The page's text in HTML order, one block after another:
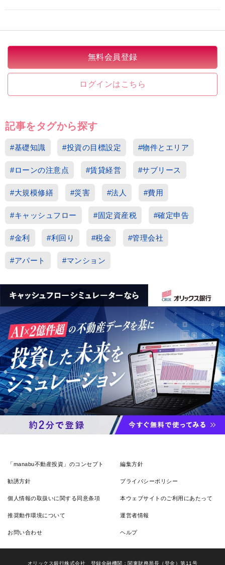
無料会員登録
ログインはこちら
記事をタグから探す
#基礎知識 #投資の目標設定 #物件とエリア
#ローンの注意点 #賃貸経営 #サブリース
#大規模修繕 #災害 #法人 #費用
#キャッシュフロー #固定資産税 #確定申告
#金利 #利回り #税金 #管理会社
#アパート #マンション
「manabu不動産投資」のコンセプト 編集方針
勧誘方針 プライバシーポリシー
個人情報の取扱いに関する同意条項 本ウェブサイトのご利用にあたって
推奨動作環境について 運営者情報
お問い合わせ ヘルプ
オリックス銀行株式会社 登録金融機関：関東財務局長（登金）第11号